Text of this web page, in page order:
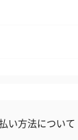
い方法について